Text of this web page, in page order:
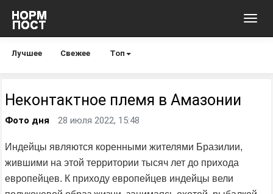
Лучшее Свежее Топ
Неконтактное племя в Амазонии
Фото дня 28 июля 2022, 15:48
Индейцы являются коренными жителями Бразилии,
жившими на этой территории тысяч лет до прихода
европейцев. К приходу европейцев индейцы вели